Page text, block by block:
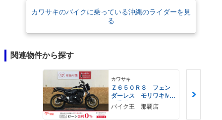
カワサキのバイクに乗っている沖縄のライダーを見
る
関連物件から探す
カワサキ
Ｚ６５０ＲＳ フェン
ダーレス モリワキＭ
Ｆ装備
バイク王 那覇店